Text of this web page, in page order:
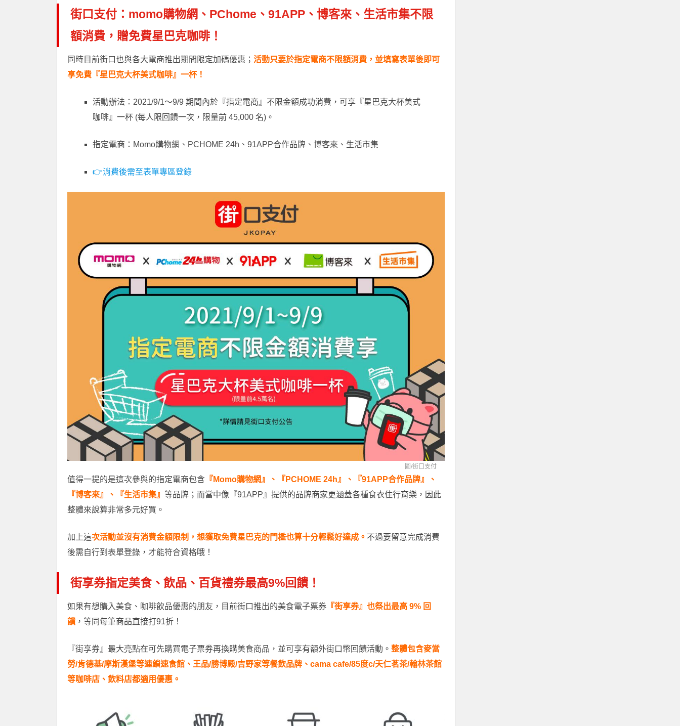
街口支付：momo購物網、PChome、91APP、博客來、生活市集不限
額消費，贈免費星巴克咖啡！
同時目前街口也與各大電商推出期間限定加碼優惠； 活動只要於指定電商不限額消費，並填寫表單後即可
享免費『星巴克大杯美式咖啡』一杯！
活動辦法：2021/9/1～9/9 期間內於『指定電商』不限金額成功消費，可享『星巴克大杯美式
咖啡』一杯 (每人限回饋一次，限量前 45,000 名)。
指定電商：Momo購物網、PCHOME 24h、91APP合作品牌、博客來、生活市集
👉消費後需至表單專區登錄
圖/街口支付
值得一提的是這次參與的指定電商包含 『Momo購物網』、『PCHOME 24h』、『91APP合作品牌』、
『博客來』、『生活市集』 等品牌；而當中像『91APP』提供的品牌商家更涵蓋各種食衣住行育樂，因此
整體來說算非常多元好買。
加上這次活動並沒有消費金額限制，想獲取免費星巴克的門檻也算十分輕鬆好達成。 不過要留意完成消費
後需自行到表單登錄，才能符合資格哦！
街享券指定美食、飲品、百貨禮券最高9%回饋！
如果有想購入美食、咖啡飲品優惠的朋友，目前街口推出的美食電子票券 『街享券』也祭出最高 9% 回
饋 ，等同每筆商品直接打91折！
『街享券』最大亮點在可先購買電子票券再換購美食商品，並可享有額外街口幣回饋活動。 整體包含麥當
勞/肯德基/摩斯漢堡等連鎖速食館、王品/勝博殿/吉野家等餐飲品牌、cama cafe/85度c/天仁茗茶/翰林茶館
等咖啡店、飲料店都適用優惠。